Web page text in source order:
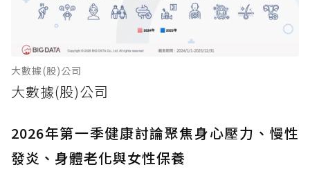
大數據(股)公司
大數據(股)公司
2026年第一季健康討論聚焦身心壓力、慢性
發炎、身體老化與女性保養